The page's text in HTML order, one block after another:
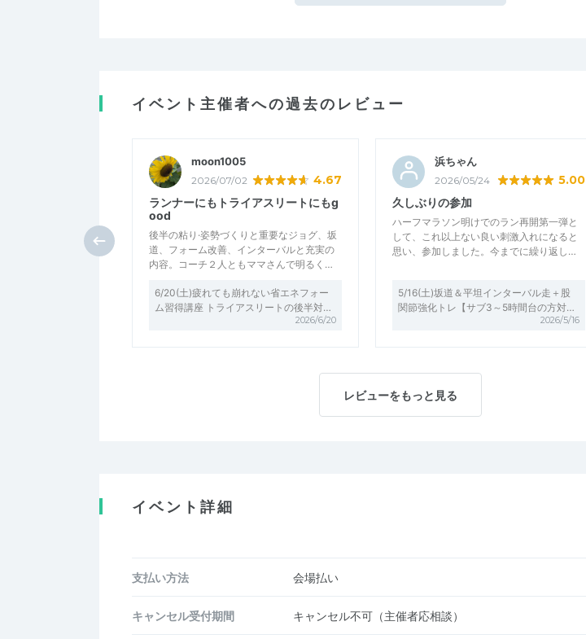
イベント主催者への過去のレビュー
moon1005
2026/07/02 4.67
ランナーにもトライアスリートにもg
ood
後半の粘り·姿勢づくりと重要なジョグ、坂
道、フォーム改善、インターバルと充実の
内容。コーチ２人ともママさんで明るく…
6/20(土)疲れても崩れない省エネフォー
ム習得講座 トライアスリートの後半対…
2026/6/20
浜ちゃん
2026/05/24 5.00
久しぶりの参加
ハーフマラソン明けでのラン再開第一弾と
して、これ以上ない良い刺激入れになると
思い、参加しました。今までに繰り返し…
5/16(土)坂道＆平坦インターバル走＋股
関節強化トレ【サブ3～5時間台の方対…
2026/5/16
レビューをもっと見る
イベント詳細
支払い方法 会場払い
キャンセル受付期間 キャンセル不可（主催者応相談）